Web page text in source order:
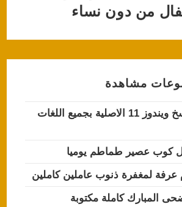
من دون نساء
مشاهدة
تحميل احدث نسخ ويندوز 11 الاصلية بجميع اللغات
كوب عصير طماطم يوميا
عرفة لمغفرة ذنوب عاملين كاملين
المبارك كاملة مكتوبة